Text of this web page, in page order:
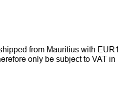
from Mauritius with EUR1
only be subject to VAT in